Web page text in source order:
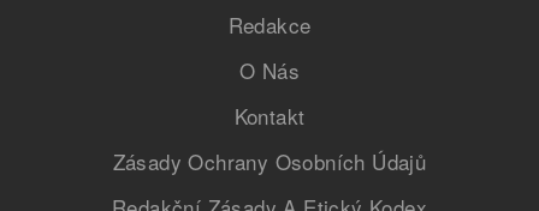
Redakce
O Nás
Kontakt
Zásady Ochrany Osobních Údajů